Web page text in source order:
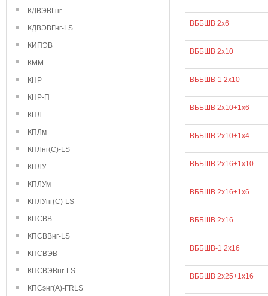
КДВЭВГнг
КДВЭВГнг-LS
КИПЭВ
КММ
КНР
КНР-П
КПЛ
КПЛм
КПЛнг(С)-LS
КПЛУ
КПЛУм
КПЛУнг(С)-LS
КПСВВ
КПСВВнг-LS
КПСВЭВ
КПСВЭВнг-LS
КПСэнг(А)-FRLS
ВББШВ 2х6
ВББШВ 2х10
ВББШВ-1 2х10
ВББШВ 2х10+1х6
ВББШВ 2х10+1х4
ВББШВ 2х16+1х10
ВББШВ 2х16+1х6
ВББШВ 2х16
ВББШВ-1 2х16
ВББШВ 2х25+1х16